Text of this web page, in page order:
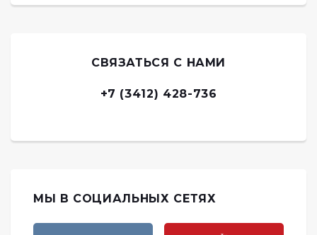
СВЯЗАТЬСЯ С НАМИ
+7 (3412) 428-736
МЫ В СОЦИАЛЬНЫХ СЕТЯХ